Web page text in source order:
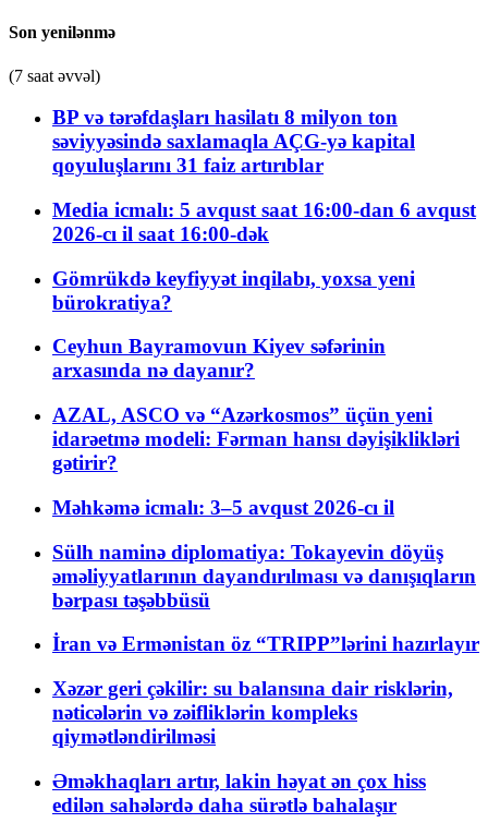
Son yenilənmə
(7 saat əvvəl)
BP və tərəfdaşları hasilatı 8 milyon ton
səviyyəsində saxlamaqla AÇG-yə kapital
qoyuluşlarını 31 faiz artırıblar
Media icmalı: 5 avqust saat 16:00-dan 6 avqust
2026-cı il saat 16:00-dək
Gömrükdə keyfiyyət inqilabı, yoxsa yeni
bürokratiya?
Ceyhun Bayramovun Kiyev səfərinin
arxasında nə dayanır?
AZAL, ASCO və “Azərkosmos” üçün yeni
idarəetmə modeli: Fərman hansı dəyişiklikləri
gətirir?
Məhkəmə icmalı: 3–5 avqust 2026-cı il
Sülh naminə diplomatiya: Tokayevin döyüş
əməliyyatlarının dayandırılması və danışıqların
bərpası təşəbbüsü
İran və Ermənistan öz “TRIPP”lərini hazırlayır
Xəzər geri çəkilir: su balansına dair risklərin,
nəticələrin və zəifliklərin kompleks
qiymətləndirilməsi
Əməkhaqları artır, lakin həyat ən çox hiss
edilən sahələrdə daha sürətlə bahalaşır